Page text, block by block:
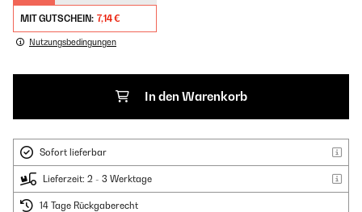
MIT GUTSCHEIN: 7,14 €
Nutzungsbedingungen
In den Warenkorb
Sofort lieferbar
Lieferzeit: 2 - 3 Werktage
14 Tage Rückgaberecht